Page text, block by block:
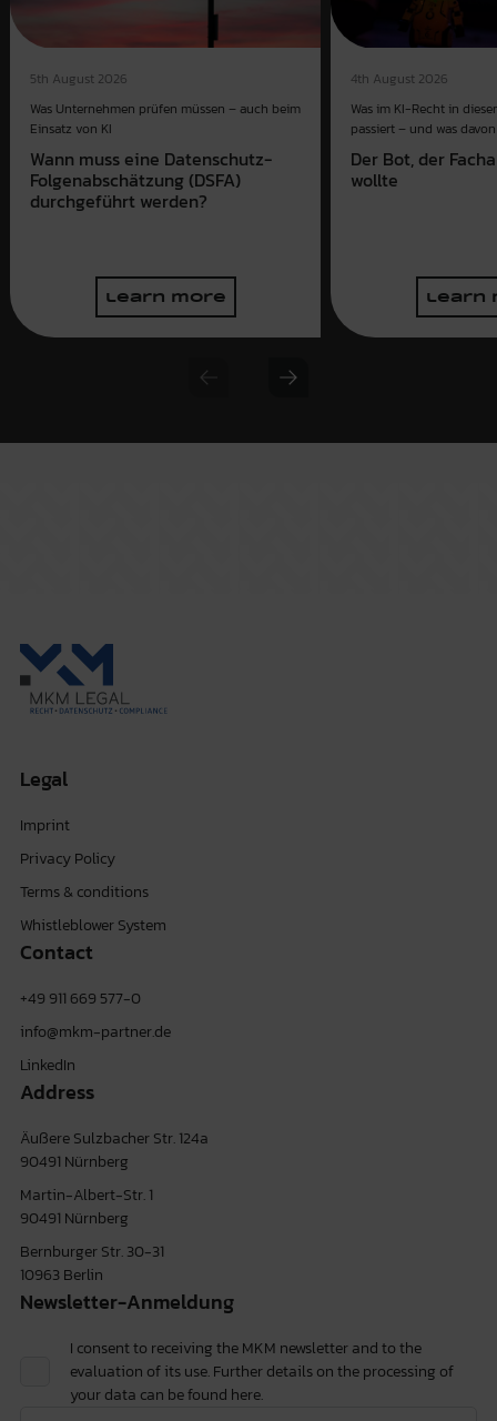
5th August 2026
Was Unternehmen prüfen müssen – auch beim
Einsatz von KI
Wann muss eine Datenschutz-
Folgenabschätzung (DSFA)
durchgeführt werden?
learn more
4th August 2026
Was im KI-Recht in
passiert – und was
Der Bot, der
wollte
learn
Previous slide
Next slide
Legal
Imprint
Privacy Policy
Terms & conditions
Whistleblower System
Contact
+49 911 669 577-0
info@mkm-partner.de
LinkedIn
Address
Äußere Sulzbacher Str. 124a
90491 Nürnberg
Martin-Albert-Str. 1
90491 Nürnberg
Bernburger Str. 30-31
10963 Berlin
Newsletter-Anmeldung
I consent to receiving the MKM newsletter and to the
evaluation of its use. Further details on the processing of
your data can be found here.